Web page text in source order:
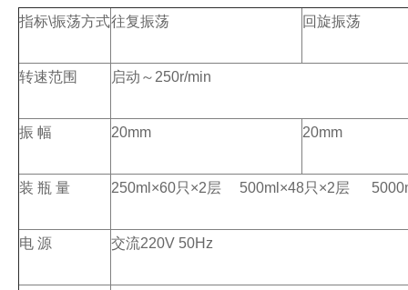
指标\振荡方式往复振荡 回旋振荡
转速范围 启动～ 250r/min
振 幅 20mm 20mm
装 瓶 量 250ml×60只 ×2层 500ml×48只 ×2层
电 源 交流220V 50Hz